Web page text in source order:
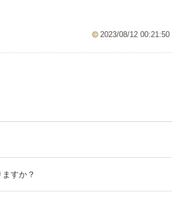
2023/08/12 00:21:50
すか？